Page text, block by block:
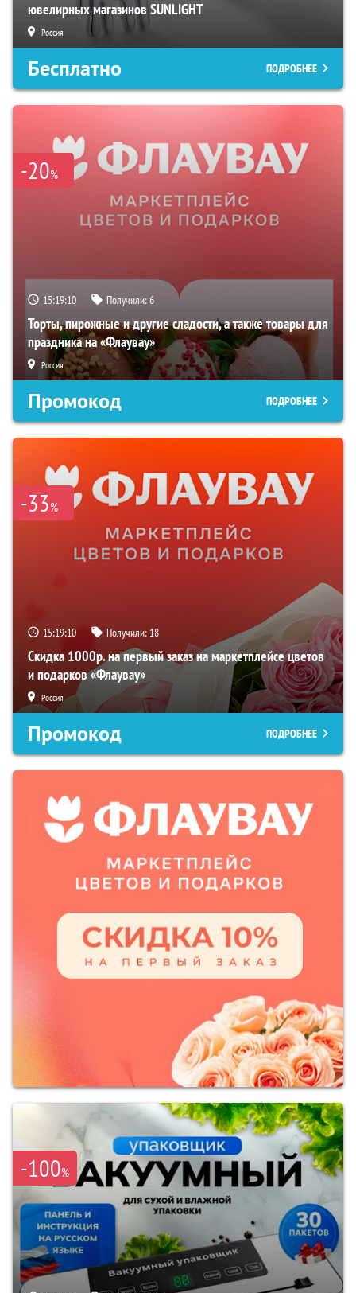
ювелирных магазинов SUNLIGHT
Россия
Бесплатно ПОДРОБНЕЕ
-20%
15:19:09 Получили:6
Торты, пирожные и другие сладости, а также товары для
праздника на «Флаувау»
Россия
Промокод ПОДРОБНЕЕ
-33%
15:19:09 Получили: 18
Скидка 1000р. на первый заказ на маркетплейсе цветов
и подарков «Флаувау»
Россия
Промокод ПОДРОБНЕЕ
-100%